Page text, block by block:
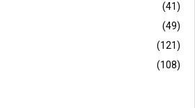
(41)
(49)
(121)
(108)